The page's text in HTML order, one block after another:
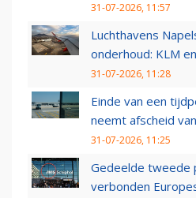
31-07-2026, 11:57
Luchthavens
onderhoud: KLM
31-07-2026, 11:28
Einde van een
neemt afscheid
31-07-2026, 11:25
Gedeelde tweede
verbonden